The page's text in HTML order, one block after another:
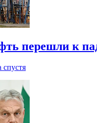
перешли к
спустя